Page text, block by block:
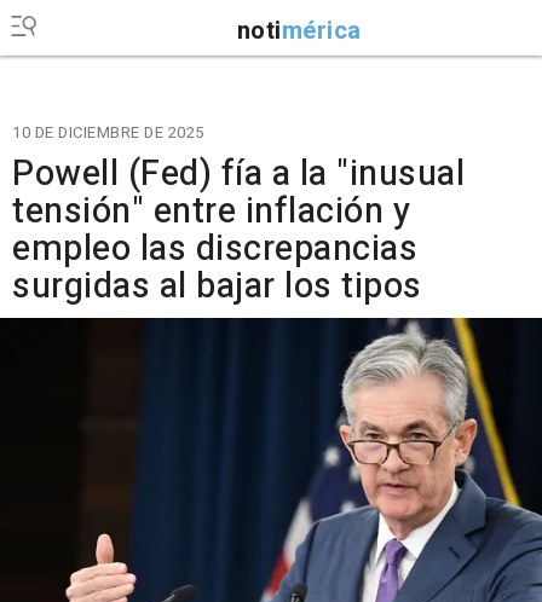
notimérica
10 DE DICIEMBRE DE 2025
Powell (Fed) fía a la "inusual
tensión" entre inflación y
empleo las discrepancias
surgidas al bajar los tipos